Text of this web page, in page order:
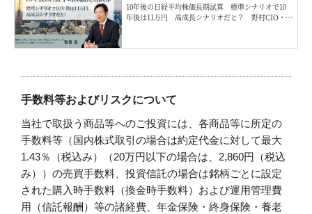
10年後の日経平均株価長期試算 標準シナリオで10
年後は11万円 高成長シナリオだと？ 野村CIO・宮
手数料等およびリスクについて
当社で取扱う商品等へのご投資には、各商品等に所定の
手数料等（国内株式取引の場合は約定代金に対して最大
1.43％（税込み）（20万円以下の場合は、2,860円（税込
み））の売買手数料、投資信託の場合は銘柄ごとに設定
された購入時手数料（換金時手数料）および運用管理費
用（信託報酬）等の諸経費、年金保険・終身保険・養老